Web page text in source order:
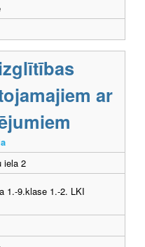
ar
iela 2
1.-9.klase 1.-2. LKI